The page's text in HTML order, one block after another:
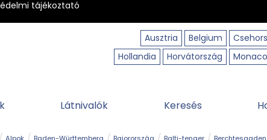
tájékoztató
Ausztria
Belgium
Hollandia
Horvátország Monaco
Látnivalók Keresés